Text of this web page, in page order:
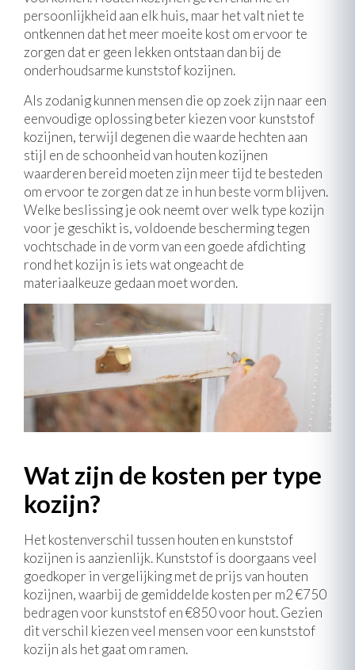
persoonlijkheid aan elk huis, maar het valt niet te
ontkennen dat het meer moeite kost om ervoor te
zorgen dat er geen lekken ontstaan dan bij de
onderhoudsarme kunststof kozijnen.
Als zodanig kunnen mensen die op zoek zijn naar een
eenvoudige oplossing beter kiezen voor kunststof
kozijnen, terwijl degenen die waarde hechten aan
stijl en de schoonheid van houten kozijnen
waarderen bereid moeten zijn meer tijd te besteden
om ervoor te zorgen dat ze in hun beste vorm blijven.
Welke beslissing je ook neemt over welk type kozijn
voor je geschikt is, voldoende bescherming tegen
vochtschade in de vorm van een goede afdichting
rond het kozijn is iets wat ongeacht de
materiaalkeuze gedaan moet worden.
Wat zijn de kosten per type
kozijn?
Het kostenverschil tussen houten en kunststof
kozijnen is aanzienlijk. Kunststof is doorgaans veel
goedkoper in vergelijking met de prijs van houten
kozijnen, waarbij de gemiddelde kosten per m2 €750
bedragen voor kunststof en €850 voor hout. Gezien
dit verschil kiezen veel mensen voor een kunststof
kozijn als het gaat om ramen.